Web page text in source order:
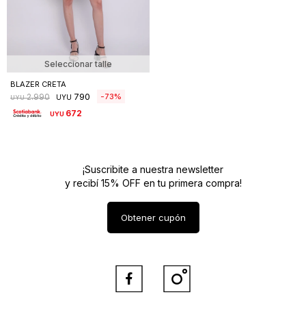
Seleccionar talle
BLAZER CRETA
UYU 2.990 UYU 790 73
UYU 672
¡Suscribite a nuestra newsletter
y recibí 15% OFF en tu primera compra!
Obtener cupón
 